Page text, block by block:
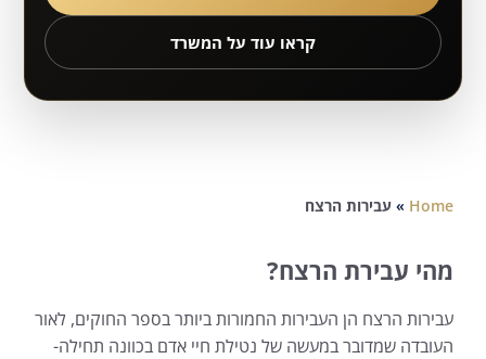
קראו עוד על המשרד
Home
» עבירות הרצח
מהי עבירת הרצח?
עבירות הרצח הן העבירות החמורות ביותר בספר החוקים, לאור
העובדה שמדובר במעשה של נטילת חיי אדם בכוונה תחילה-